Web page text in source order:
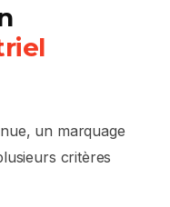
un marquage
critères